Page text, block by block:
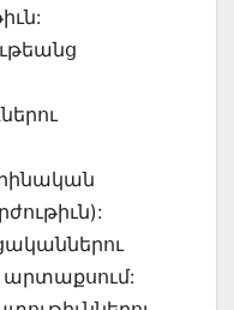
արտաքսում: